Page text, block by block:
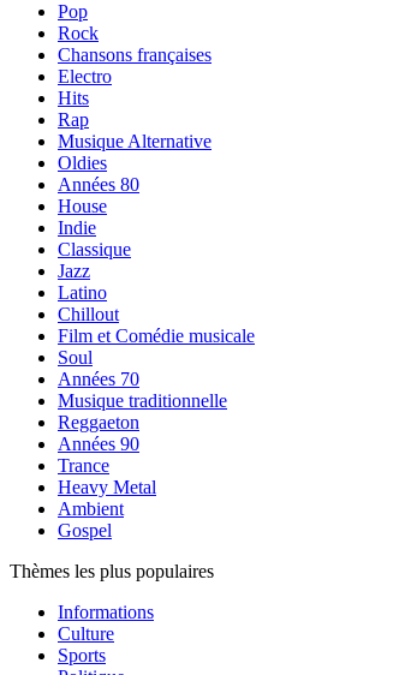
Pop
Rock
Chansons françaises
Electro
Hits
Rap
Musique Alternative
Oldies
Années 80
House
Indie
Classique
Jazz
Latino
Chillout
Film et Comédie musicale
Soul
Années 70
Musique traditionnelle
Reggaeton
Années 90
Trance
Heavy Metal
Ambient
Gospel
Thèmes les plus populaires
Informations
Culture
Sports